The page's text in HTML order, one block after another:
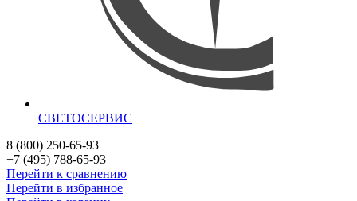
СВЕТОСЕРВИС
8 (800) 250-65-93
+7 (495) 788-65-93
Перейти к сравнению
Перейти в избранное